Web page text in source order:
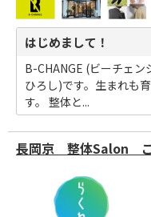
はじめまして！
B-CHANGE (ビーチェン
ひろし)です。生まれも
す。 整体と...
長岡京 整体Salon こ